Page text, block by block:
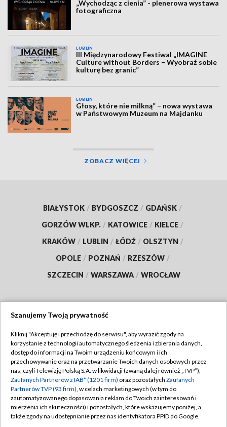
„Wychodząc z cienia” - plenerowa wystawa
fotograficzna
LUBLIN
III Międzynarodowy Festiwal „IMAGINE
Culture without Borders – Wyobraź sobie
kulturę bez granic”
LUBLIN
Głosy, które nie milkną” – nowa wystawa
w Państwowym Muzeum na Majdanku
ZOBACZ WIĘCEJ
BIAŁYSTOK / BYDGOSZCZ / GDAŃSK /
GORZÓW WLKP. / KATOWICE / KIELCE /
KRAKÓW / LUBLIN / ŁÓDŹ / OLSZTYN /
OPOLE / POZNAŃ / RZESZÓW /
SZCZECIN / WARSZAWA / WROCŁAW
TVP
Abonament TVP
Emisja w TVP
Centrum informacji TVP
Naziemna Telewizja Cyfrowa
Regulamin TVP
Polityka prywatności
Moje zgody
Pomoc
Szanujemy Twoją prywatność
Kliknij "Akceptuję i przechodzę do serwisu", aby wyrazić zgody na
korzystanie z technologii automatycznego śledzenia i zbierania danych,
dostęp do informacji na Twoim urządzeniu końcowym i ich
przechowywanie oraz na przetwarzanie Twoich danych osobowych przez
nas, czyli Telewizję Polską S.A. w likwidacji (zwaną dalej również „TVP”),
Zaufanych Partnerów z IAB* (1201 firm) oraz pozostałych Zaufanych
Partnerów TVP (93 firm), w celach marketingowych (w tym do
zautomatyzowanego dopasowania reklam do Twoich zainteresowań i
mierzenia ich skuteczności) i pozostałych, które wskazujemy poniżej, a
także zgody na udostępnianie przez nas identyfikatora PPID do Google.